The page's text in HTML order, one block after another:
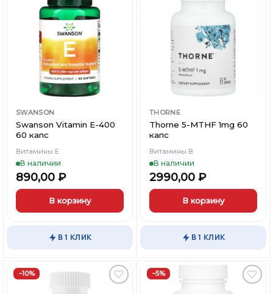
Добавить
Вишлист
SWANSON
Swanson Vitamin E-400
60 капc
Витамины Е
В наличии
890,00 ₽
В корзину
В 1 КЛИК
Добавить
Вишлист
THORNE
Thorne 5-MTHF 1mg 60
капс
Витамины В
В наличии
2990,00 ₽
В корзину
В 1 КЛИК
−10% −5%